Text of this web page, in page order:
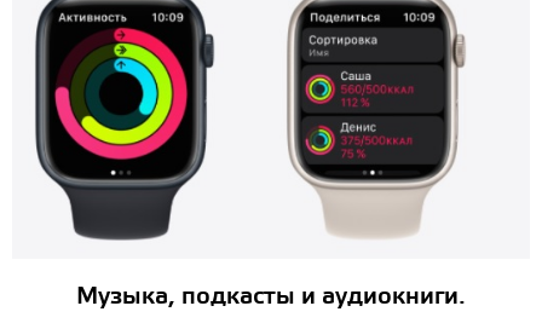
Музыка, подкасты и аудиокниги.